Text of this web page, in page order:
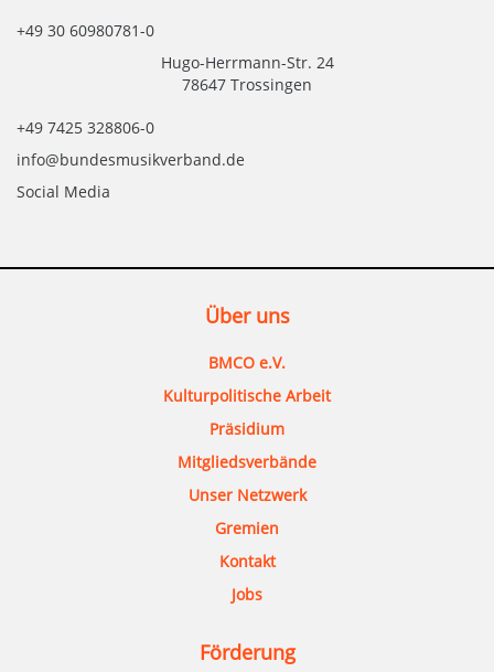
+49 30 60980781-0
Hugo-Herrmann-Str. 24
78647 Trossingen
+49 7425 328806-0
info@bundesmusikverband.de
Social Media
Über uns
BMCO e.V.
Kulturpolitische Arbeit
Präsidium
Mitgliedsverbände
Unser Netzwerk
Gremien
Kontakt
Jobs
Förderung